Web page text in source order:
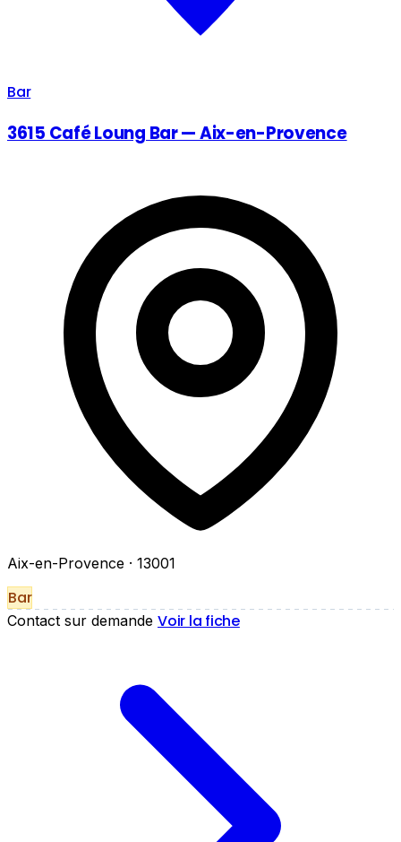
Bar
3615 Café Loung Bar — Aix-en-Provence
Aix-en-Provence · 13001
Bar
Contact sur demande Voir la fiche